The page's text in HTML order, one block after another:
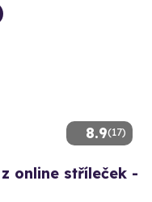
8.9(17)
online stříleček -